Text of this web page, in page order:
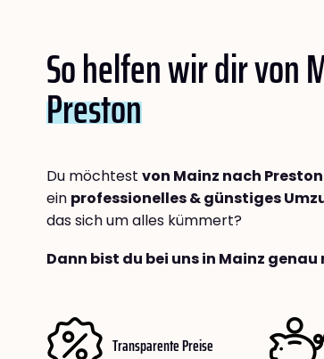
So helfen wir dir von
Preston
Du möchtest von Mainz nach Preston
ein professionelles & günstiges
das sich um alles kümmert?
Dann bist du bei uns in Mainz
Transparente Preise